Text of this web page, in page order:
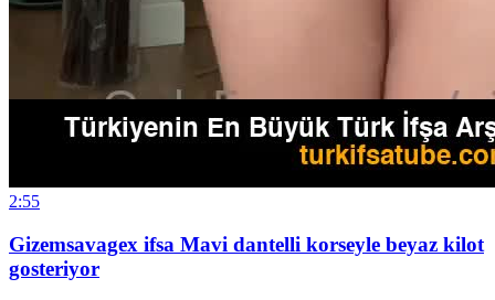
2:55
Gizemsavagex ifsa Mavi dantelli korseyle beyaz kilot
gosteriyor